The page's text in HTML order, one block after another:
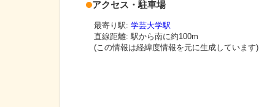
アクセス・駐車場
最寄り駅: 学芸大学駅
直線距離: 駅から南に約100m
(この情報は経緯度情報を元に生成しています)